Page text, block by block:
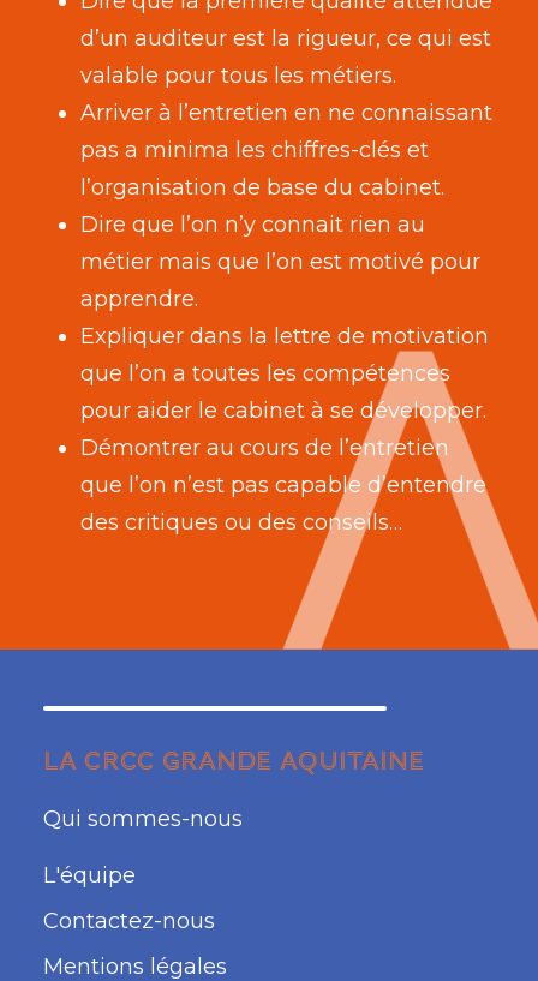
d’un auditeur est la rigueur, ce qui est
valable pour tous les métiers.
Arriver à l’entretien en ne connaissant
pas a minima les chiffres-clés et
l’organisation de base du cabinet.
Dire que l’on n’y connait rien au
métier mais que l’on est motivé pour
apprendre.
Expliquer dans la lettre de motivation
que l’on a toutes les compétences
pour aider le cabinet à se développer.
Démontrer au cours de l’entretien
que l’on n’est pas capable d’entendre
des critiques ou des conseils…
LA CRCC GRANDE AQUITAINE
Qui sommes-nous
L'équipe
Contactez-nous
Mentions légales